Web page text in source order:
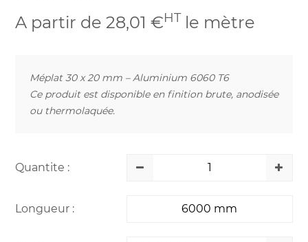
A partir de 28,01 €HT le mètre
Méplat 30 x 20 mm – Aluminium 6060 T6
Ce produit est disponible en finition brute, anodisée
ou thermolaquée.
Quantite :
Longueur :